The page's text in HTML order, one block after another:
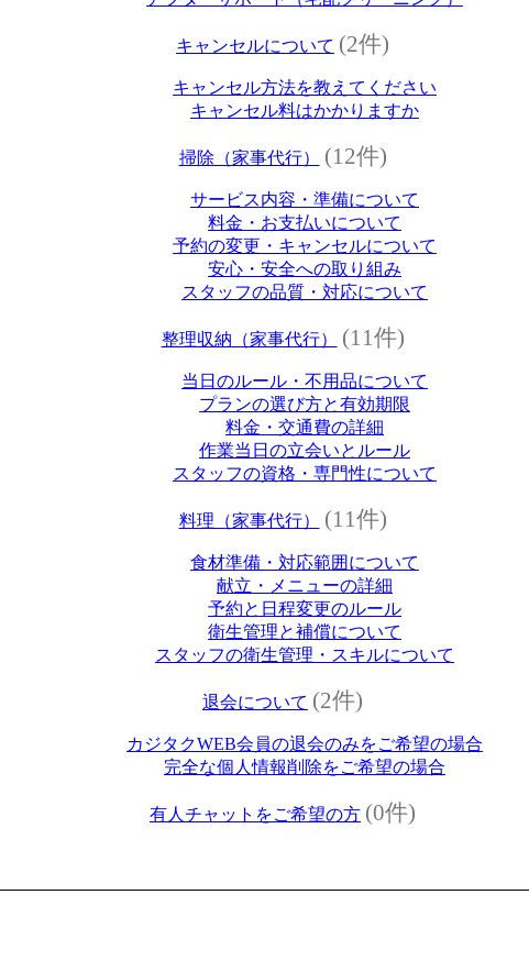
キャンセルについて (2件)
キャンセル方法を教えてください
キャンセル料はかかりますか
掃除（家事代行） (12件)
サービス内容・準備について
料金・お支払いについて
予約の変更・キャンセルについて
安心・安全への取り組み
スタッフの品質・対応について
整理収納（家事代行） (11件)
当日のルール・不用品について
プランの選び方と有効期限
料金・交通費の詳細
作業当日の立会いとルール
スタッフの資格・専門性について
料理（家事代行） (11件)
食材準備・対応範囲について
献立・メニューの詳細
予約と日程変更のルール
衛生管理と補償について
スタッフの衛生管理・スキルについて
退会について (2件)
カジタクWEB会員の退会のみをご希望の場合
完全な個人情報削除をご希望の場合
有人チャットをご希望の方 (0件)